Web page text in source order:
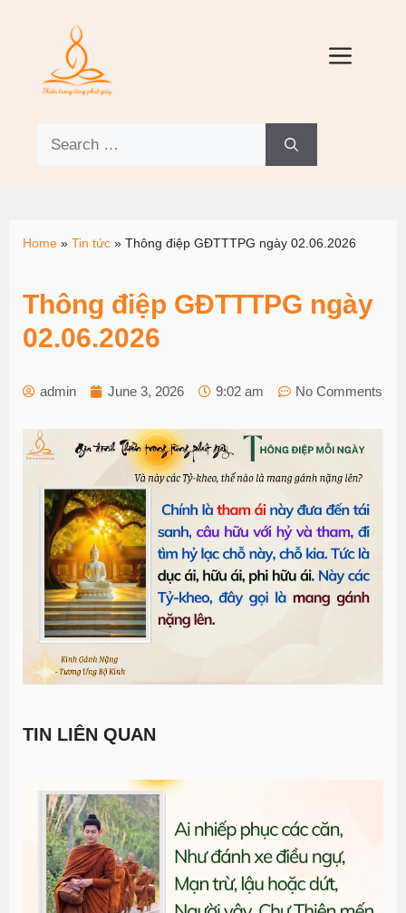
Home » Tin tức » Thông điệp GĐTTTPG ngày 02.06.2026
Thông điệp GĐTTTPG ngày
02.06.2026
admin June 3, 2026 9:02 am No Comments
TIN LIÊN QUAN